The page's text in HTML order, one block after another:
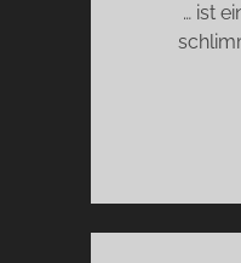
… ist